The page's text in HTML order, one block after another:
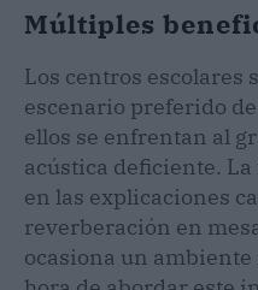
Múltiples
Los centros escolares
escenario preferido
ellos se enfrentan al
acústica deficiente.
en las explicaciones
reverberación en
ocasiona un